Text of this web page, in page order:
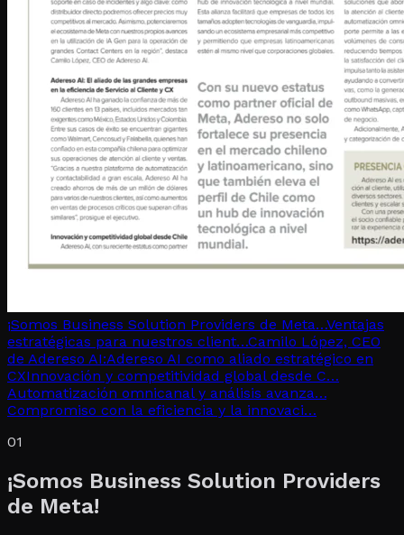
¡Somos Business Solution Providers de Meta…Ventajas
estratégicas para nuestros client…Camilo López, CEO
de Adereso AI:Adereso AI como aliado estratégico en
CXInnovación y competitividad global desde C…
Automatización omnicanal y análisis avanza…
Compromiso con la eficiencia y la innovaci…
01
¡Somos Business Solution Providers
de Meta!